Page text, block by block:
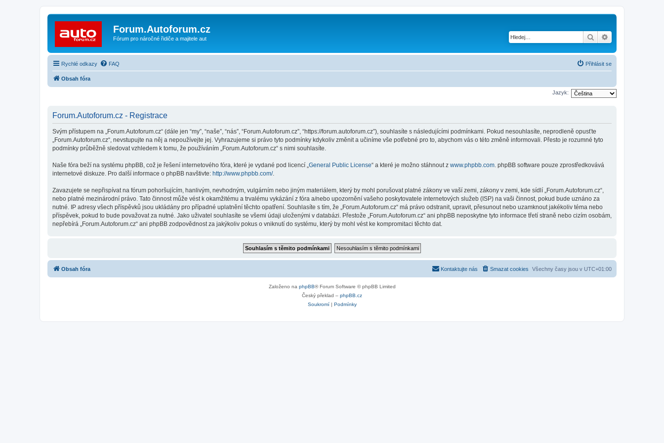
Forum.Autoforum.cz
Fórum pro náročné řidiče a majitele aut Hledat
Rychlé odkazy FAQ Přihlásit se
Obsah fóra
Jazyk:
Forum.Autoforum.cz - Registrace
Svým přístupem na „Forum.Autoforum.cz“ (dále jen “my”, “naše”, “nás”, “Forum.Autoforum.cz”, “https://forum.autoforum.cz”), souhlasíte s následujícími podmínkami. Pokud nesouhlasíte, neprodleně opusťte
„Forum.Autoforum.cz“, nevstupujte na něj a nepoužívejte jej. Vyhrazujeme si právo tyto podmínky kdykoliv změnit a učiníme vše potřebné pro to, abychom vás o této změně informovali. Přesto je rozumné tyto
podmínky průběžně sledovat vzhledem k tomu, že používáním „Forum.Autoforum.cz“ s nimi souhlasíte.
Naše fóra beží na systému phpBB, což je řešení internetového fóra, které je vydané pod licencí „General Public License“ a které je možno stáhnout z www.phpbb.com. phpBB software pouze zprostředkovává
internetové diskuze. Pro další informace o phpBB navštivte: http://www.phpbb.com/.
Zavazujete se nepřispívat na fórum pohoršujícím, hanlivým, nevhodným, vulgárním nebo jiným materiálem, který by mohl porušovat platné zákony ve vaší zemi, zákony v zemi, kde sídlí „Forum.Autoforum.cz“,
nebo platné mezinárodní právo. Tato činnost může vést k okamžitému a trvalému vykázání z fóra a/nebo upozornění vašeho poskytovatele internetových služeb (ISP) na vaši činnost, pokud bude uznáno za
nutné. IP adresy všech příspěvků jsou ukládány pro případné uplatnění těchto opatření. Souhlasíte s tím, že „Forum.Autoforum.cz“ má právo odstranit, upravit, přesunout nebo uzamknout jakékoliv téma nebo
příspěvek, pokud to bude považovat za nutné. Jako uživatel souhlasíte se všemi údaji uloženými v databázi. Přestože „Forum.Autoforum.cz“ ani phpBB neposkytne tyto informace třetí straně nebo cizím osobám,
nepřebírá „Forum.Autoforum.cz“ ani phpBB zodpovědnost za jakýkoliv pokus o vniknutí do systému, který by mohl vést ke kompromitaci těchto dat.
Obsah fóra Všechny časy jsou v UTC+01:00
Smazat cookies
Kontaktujte nás
Založeno na phpBB® Forum Software © phpBB Limited
Český překlad – phpBB.cz
Soukromí| Podmínky